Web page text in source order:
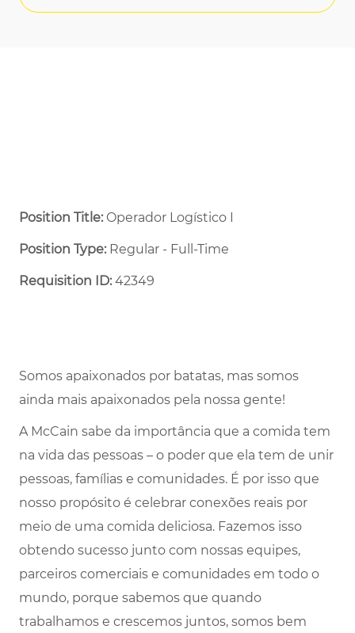
Position Title: Operador Logístico I
Position Type:Regular - Full-Time ​
Requisition ID:42349
Somos apaixonados por batatas, mas somos
ainda mais apaixonados pela nossa gente!
A McCain sabe da importância que a comida tem
na vida das pessoas – o poder que ela tem de unir
pessoas, famílias e comunidades. É por isso que
nosso propósito é celebrar conexões reais por
meio de uma comida deliciosa. Fazemos isso
obtendo sucesso junto com nossas equipes,
parceiros comerciais e comunidades em todo o
mundo, porque sabemos que quando
trabalhamos e crescemos juntos, somos bem